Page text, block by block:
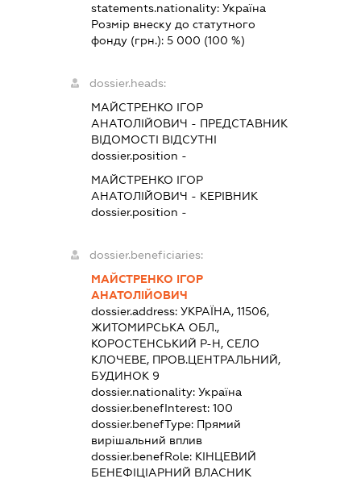
statements.nationality:Україна
Розмір внеску до статутного
фонду (грн.):5 000 (100 %)
dossier.heads:
МАЙСТРЕНКО ІГОР
АНАТОЛІЙОВИЧ - ПРЕДСТАВНИК
ВІДОМОСТІ ВІДСУТНІ
dossier.position -
МАЙСТРЕНКО ІГОР
АНАТОЛІЙОВИЧ - КЕРІВНИК
dossier.position -
dossier.beneficiaries:
МАЙСТРЕНКО ІГОР
АНАТОЛІЙОВИЧ
dossier.address:УКРАЇНА, 11506,
ЖИТОМИРСЬКА ОБЛ.,
КОРОСТЕНСЬКИЙ Р-Н, СЕЛО
КЛОЧЕВЕ, ПРОВ.ЦЕНТРАЛЬНИЙ,
БУДИНОК 9
dossier.nationality:Україна
dossier.benefInterest:100
dossier.benefType: Прямий
вирішальний вплив
dossier.benefRole: КІНЦЕВИЙ
БЕНЕФІЦІАРНИЙ ВЛАСНИК